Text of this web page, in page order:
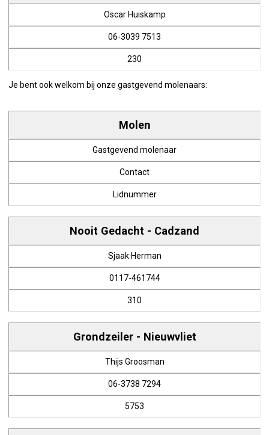
Oscar Huiskamp
06-3039 7513
230
Je bent ook welkom bij onze gastgevend molenaars:
Molen
Gastgevend molenaar
Contact
Lidnummer
Nooit Gedacht - Cadzand
Sjaak Herman
0117-461744
310
Grondzeiler - Nieuwvliet
Thijs Groosman
06-3738 7294
5753